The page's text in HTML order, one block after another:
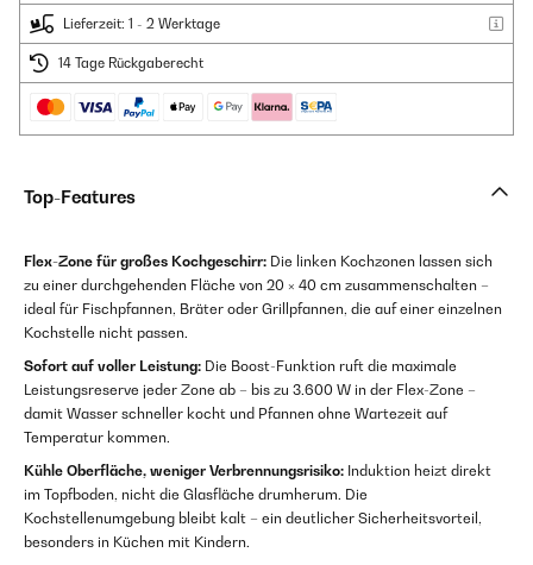
Lieferzeit: 1 - 2 Werktage
14 Tage Rückgaberecht
Top-Features
Flex-Zone für großes Kochgeschirr: Die linken Kochzonen lassen sich
zu einer durchgehenden Fläche von 20 × 40 cm zusammenschalten –
ideal für Fischpfannen, Bräter oder Grillpfannen, die auf einer einzelnen
Kochstelle nicht passen.
Sofort auf voller Leistung: Die Boost-Funktion ruft die maximale
Leistungsreserve jeder Zone ab – bis zu 3.600 W in der Flex-Zone –
damit Wasser schneller kocht und Pfannen ohne Wartezeit auf
Temperatur kommen.
Kühle Oberfläche, weniger Verbrennungsrisiko: Induktion heizt direkt
im Topfboden, nicht die Glasfläche drumherum. Die
Kochstellenumgebung bleibt kalt – ein deutlicher Sicherheitsvorteil,
besonders in Küchen mit Kindern.